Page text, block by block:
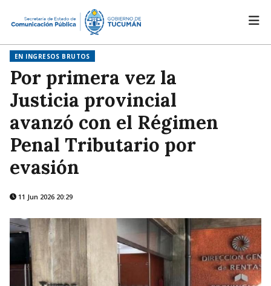
EN INGRESOS BRUTOS
Por primera vez la
Justicia provincial
avanzó con el Régimen
Penal Tributario por
evasión
11 Jun 2026 20:29